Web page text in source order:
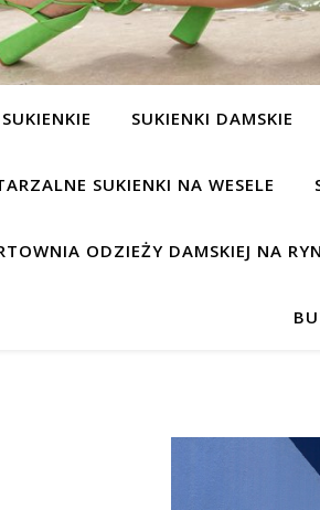
SUKIENKIE SUKIENKI DAMSKIE
SUKIENKI NA WESELE
ODZIEŻY DAMSKIEJ NA